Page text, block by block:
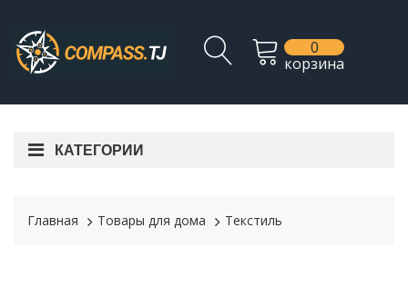
0
корзина
КАТЕГОРИИ
Главная Товары для дома Текстиль